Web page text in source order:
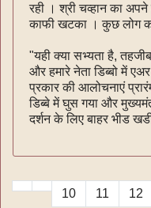
रही । श्री चव्हान का
काफी खटका । कुछ लोग
"यही क्या सभ्यता है,
और हमारे नेता डिब्बो में
प्रकार की आलोचनाएं
डिब्बे में घुस गया और
दर्शन के लिए बाहर भीड
10 11 12